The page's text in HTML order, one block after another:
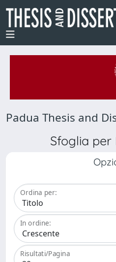
Padua Thesis and
Sfoglia per
Ordina per:
In ordine:
Risultati/Pagina